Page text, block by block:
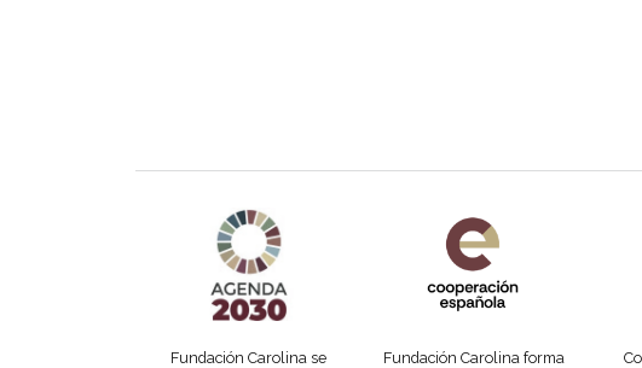
Fundación Carolina se
Fundación Carolina forma